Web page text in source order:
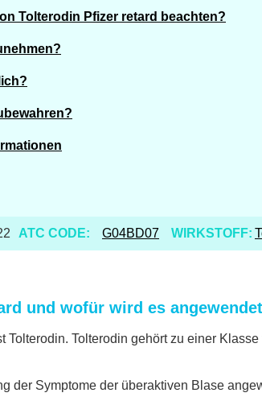
Tolterodin Pfizer retard beachten?
ATC CODE: G04BD07 WIRKSTOFF:
und wofür wird es
Tolterodin. Tolterodin gehört zu einer
der Symptome der überaktiven Blase